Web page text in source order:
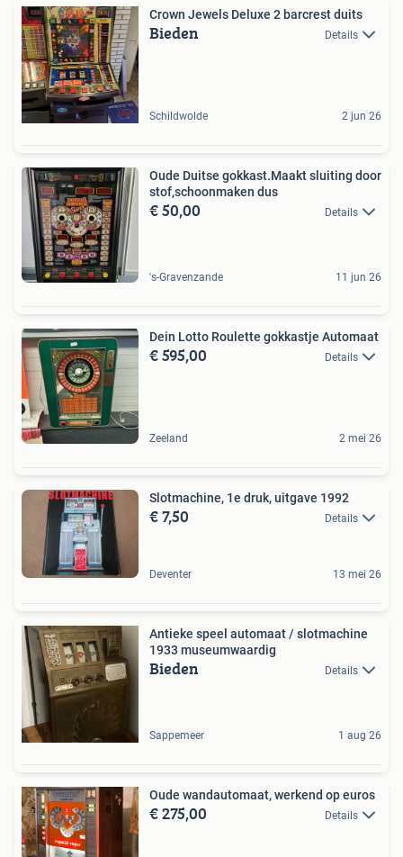
Crown Jewels Deluxe 2 barcrest duits
Bieden Details
Schildwolde 2 jun 26
Oude Duitse gokkast.Maakt sluiting door
stof,schoonmaken dus
€ 50,00 Details
's-Gravenzande 11 jun 26
Dein Lotto Roulette gokkastje Automaat
€ 595,00 Details
Zeeland 2 mei 26
Slotmachine, 1e druk, uitgave 1992
€ 7,50 Details
Deventer 13 mei 26
Antieke speel automaat / slotmachine
1933 museumwaardig
Bieden Details
Sappemeer 1 aug 26
Oude wandautomaat, werkend op euros
€ 275,00 Details